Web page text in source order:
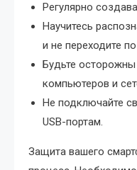
Регулярно
Научитесь
и не переходите
Будьте
компьютеров и
Не подключайте
USB-портам.
Защита вашего